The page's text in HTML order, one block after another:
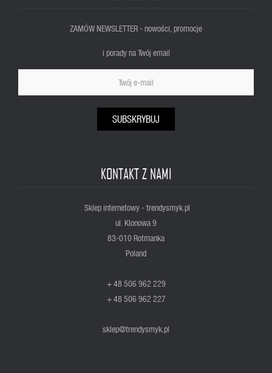
ZAMÓW NEWSLETTER - nowości, promocje
i porady na Twój email
SUBSKRYBUJ
KONTAKT Z NAMI
Sklep internetowy - trendysmyk.pl
ul. Klonowa 9
83-010 Rotmanka
Poland
+ 48 506 962 229
+ 48 506 962 227
sklep@trendysmyk.pl